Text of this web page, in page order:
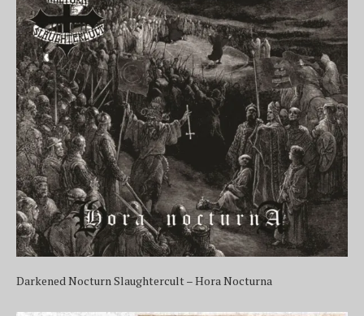
Darkened Nocturn Slaughtercult – Hora Nocturna